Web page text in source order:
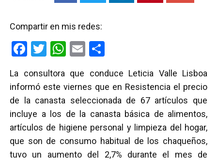
Compartir en mis redes:
F
ce
b
o
o
k
T
tt
er
W
at
s
A
p
p
E
ail m
p
ar
tir
La consultora que conduce Leticia Valle Lisboa
informó este viernes que en Resistencia el precio
de la canasta seleccionada de 67 artículos que
incluye a los de la canasta básica de alimentos,
artículos de higiene personal y limpieza del hogar,
que son de consumo habitual de los chaqueños,
tuvo un aumento del 2,7% durante el mes de